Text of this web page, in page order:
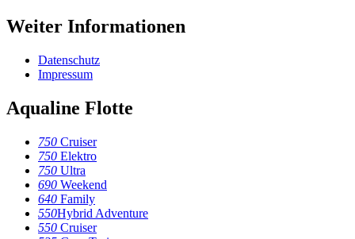
Weiter Informationen
Datenschutz
Impressum
Aqualine Flotte
750 Cruiser
750 Elektro
750 Ultra
690 Weekend
640 Family
550Hybrid Adventure
550 Cruiser